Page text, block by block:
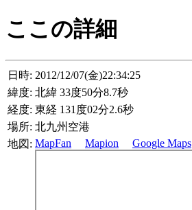
ここの詳細
日時: 2012/12/07(金)22:34:25
緯度: 北緯 33度50分8.7秒
経度: 東経 131度02分2.6秒
場所: 北九州空港
地図: MapFan Mapion Google Maps